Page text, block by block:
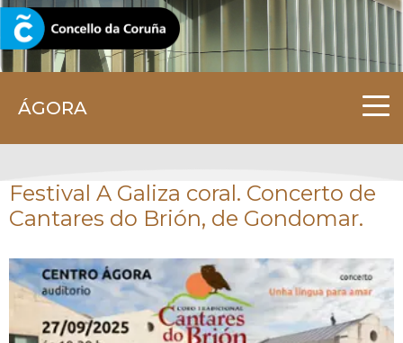
ÁGORA
CORUNA.GAL
Festival A Galiza coral. Concerto de
Cantares do Brión, de Gondomar.